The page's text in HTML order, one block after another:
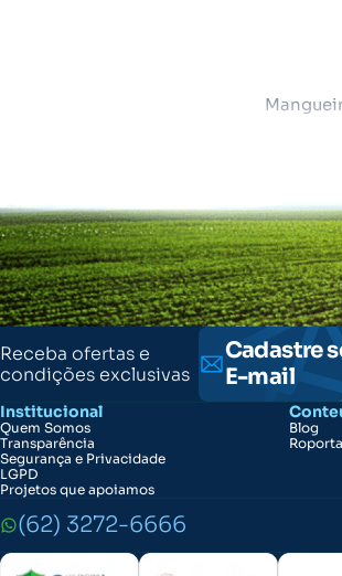
Receba ofertas e
condições exclusivas
Cadastre
E-mail
Institucional
Quem Somos
Transparência
Segurança e Privacidade
LGPD
Projetos que apoiamos
Blog
(62) 3272-6666